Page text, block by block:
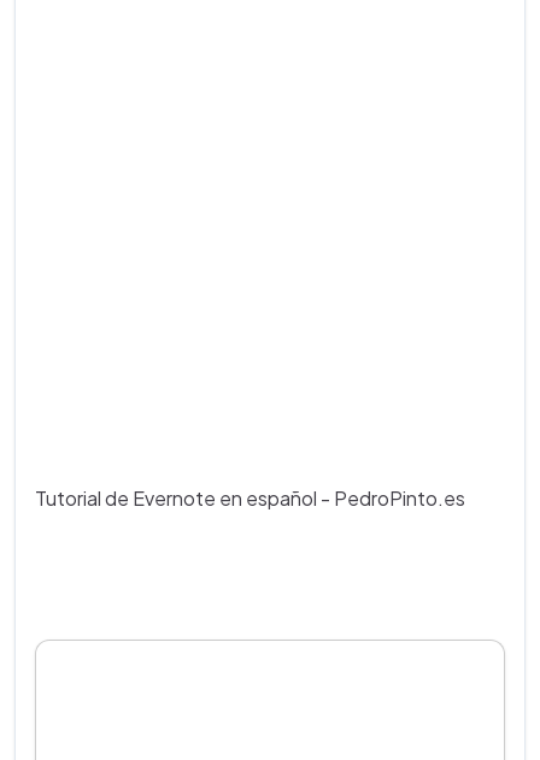
Tutorial de Evernote en español - PedroPinto.es